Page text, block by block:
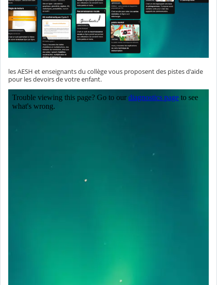
les AESH et enseignants du collège vous proposent des pistes d'aide
pour les devoirs de votre enfant.